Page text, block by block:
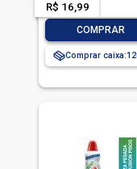
R$ 16,99
COMPRAR
Comprar caixa:12